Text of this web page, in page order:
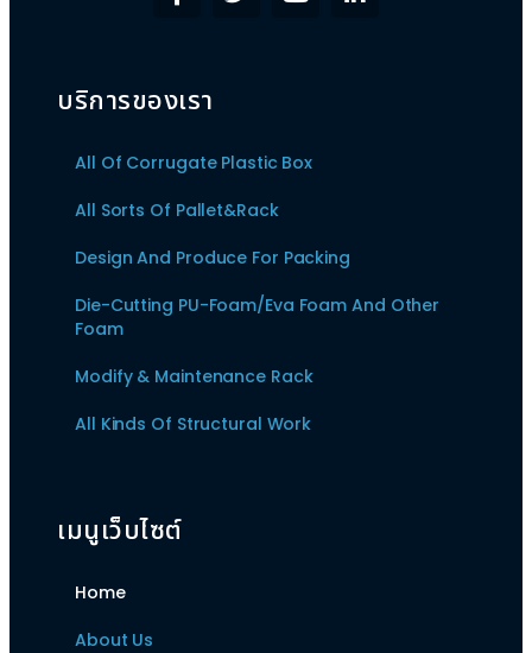
บริการของเรา
All Of Corrugate Plastic Box
All Sorts Of Pallet&Rack
Design And Produce For Packing
Die-Cutting PU-Foam/Eva Foam And Other
Foam
Modify & Maintenance Rack
All Kinds Of Structural Work
เมนูเว็บไซต์
Home
About Us